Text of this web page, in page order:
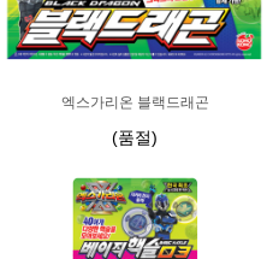
엑스가리온 블랙드래곤
(품절)